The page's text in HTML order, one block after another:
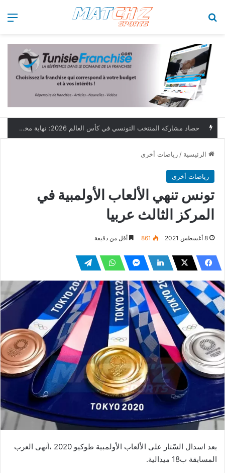
حصاد مشاركة المنتخب التونسي في كأس العالم 2026: نهاية مخيبة وطموحات مؤجلة
الرئيسية / رياضات أخرى
رياضات أخرى
تونس تنهي الألعاب الأولمبية في
المركز الثالث عربيا
8 أغسطس 2021 861 أقل من دقيقة
بعد اسدال السّتار على الألعاب الأولمبية طوكيو 2020 ،أنهى العرب
المسابقة ب18 ميدالية.